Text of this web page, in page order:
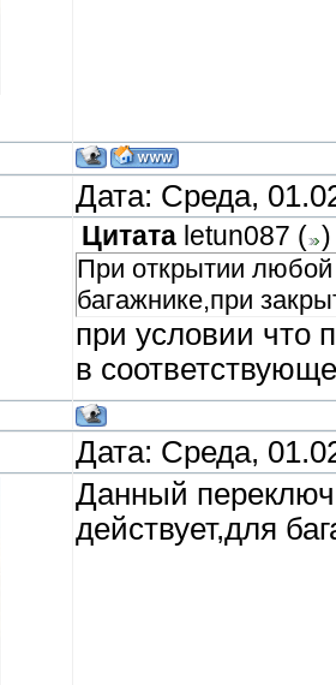
Дата: Среда,
Цитата letun087 ( )
При открытии любой
багажнике,при
при условии что
в
Дата: Среда,
Данный
действует,для